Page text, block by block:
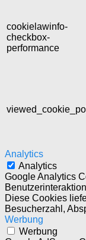
cookielawinfo-
checkbox-
performance
Analytics
Analytics
Google Analytics
Diese Cookies
Besucherzahl,
Werbung
Werbung